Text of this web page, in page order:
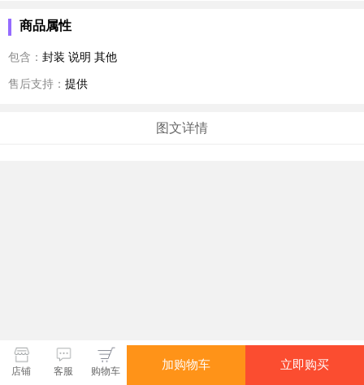
商品属性
包含： 封装 说明 其他
售后支持： 提供
图文详情
店铺 客服 购物车 加购物车 立即购买